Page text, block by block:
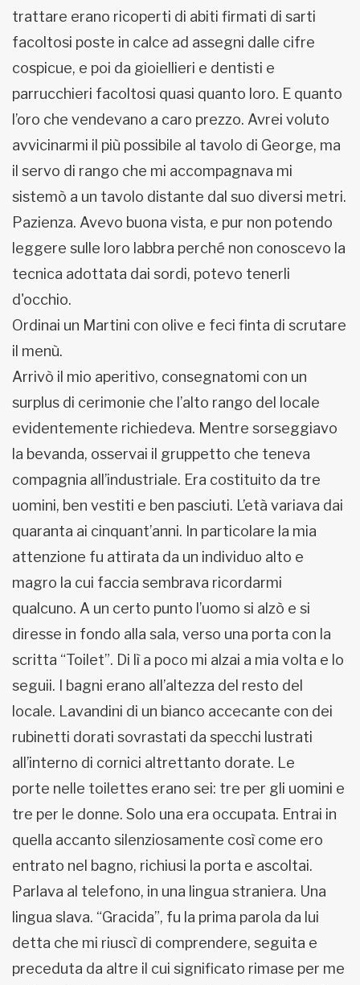
trattare erano ricoperti di abiti firmati di sarti
facoltosi poste in calce ad assegni dalle cifre
cospicue, e poi da gioiellieri e dentisti e
parrucchieri facoltosi quasi quanto loro. E quanto
l’oro che vendevano a caro prezzo. Avrei voluto
avvicinarmi il più possibile al tavolo di George, ma
il servo di rango che mi accompagnava mi
sistemò a un tavolo distante dal suo diversi metri.
Pazienza. Avevo buona vista, e pur non potendo
leggere sulle loro labbra perché non conoscevo la
tecnica adottata dai sordi, potevo tenerli
d'occhio.
Ordinai un Martini con olive e feci finta di scrutare
il menù.
Arrivò il mio aperitivo, consegnatomi con un
surplus di cerimonie che l’alto rango del locale
evidentemente richiedeva. Mentre sorseggiavo
la bevanda, osservai il gruppetto che teneva
compagnia all’industriale. Era costituito da tre
uomini, ben vestiti e ben pasciuti. L’età variava dai
quaranta ai cinquant’anni. In particolare la mia
attenzione fu attirata da un individuo alto e
magro la cui faccia sembrava ricordarmi
qualcuno. A un certo punto l’uomo si alzò e si
diresse in fondo alla sala, verso una porta con la
scritta “Toilet”. Di lì a poco mi alzai a mia volta e lo
seguii. I bagni erano all’altezza del resto del
locale. Lavandini di un bianco accecante con dei
rubinetti dorati sovrastati da specchi lustrati
all’interno di cornici altrettanto dorate. Le
porte nelle toilettes erano sei: tre per gli uomini e
tre per le donne. Solo una era occupata. Entrai in
quella accanto silenziosamente così come ero
entrato nel bagno, richiusi la porta e ascoltai.
Parlava al telefono, in una lingua straniera. Una
lingua slava. “Gracida”, fu la prima parola da lui
detta che mi riuscì di comprendere, seguita e
preceduta da altre il cui significato rimase per me